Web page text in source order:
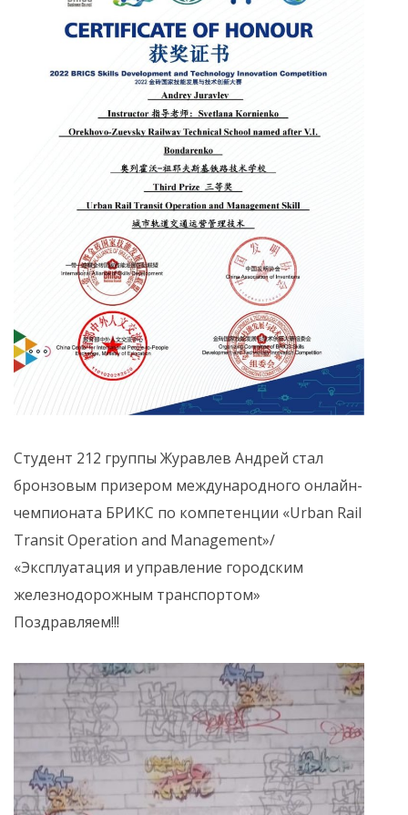
Студент 212 группы Журавлев Андрей стал
бронзовым призером международного онлайн-
чемпионата БРИКС по компетенции «Urban Rail
Transit Operation and Management»/
«Эксплуатация и управление городским
железнодорожным транспортом»
Поздравляем!!!